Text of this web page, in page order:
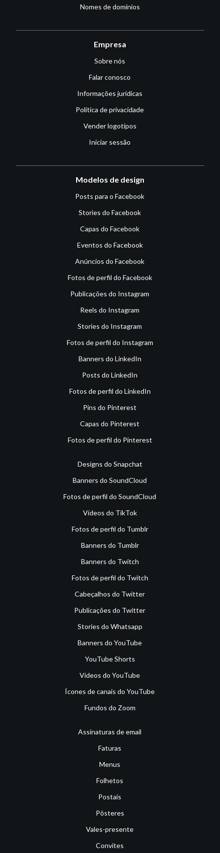
Nomes de domínios
Empresa
Sobre nós
Falar conosco
Informações jurídicas
Política de privacidade
Vender logotipos
Iniciar sessão
Modelos de design
Posts para o Facebook
Stories do Facebook
Capas do Facebook
Eventos do Facebook
Anúncios do Facebook
Fotos de perfil do Facebook
Publicações do Instagram
Reels do Instagram
Stories do Instagram
Fotos de perfil do Instagram
Banners do LinkedIn
Posts do LinkedIn
Fotos de perfil do LinkedIn
Pins do Pinterest
Capas do Pinterest
Fotos de perfil do Pinterest
Designs do Snapchat
Banners do SoundCloud
Fotos de perfil do SoundCloud
Vídeos do TikTok
Fotos de perfil do Tumblr
Banners do Tumblr
Banners do Twitch
Fotos de perfil do Twitch
Cabeçalhos do Twitter
Publicações do Twitter
Stories do Whatsapp
Banners do YouTube
YouTube Shorts
Vídeos do YouTube
Ícones de canais do YouTube
Fundos do Zoom
Assinaturas de email
Faturas
Menus
Folhetos
Postais
Pôsteres
Vales-presente
Convites